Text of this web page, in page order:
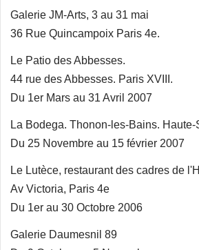
Galerie JM-Arts, 3 au 31 mai
36 Rue Quincampoix Paris 4e.
Le Patio des Abbesses.
44 rue des Abbesses. Paris XVIII.
Du 1er Mars au 31 Avril 2007
La Bodega. Thonon-les-Bains. Haute-
Du 25 Novembre au 15 février 2007
Le Lutèce, restaurant des cadres de
Av Victoria, Paris 4e
Du 1er au 30 Octobre 2006
Galerie Daumesnil 89